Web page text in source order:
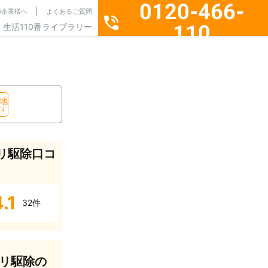
業様へ よくあるご質問
生活110番ライブラリー
0120-466-
110
駆除口コ
32件
駆除の